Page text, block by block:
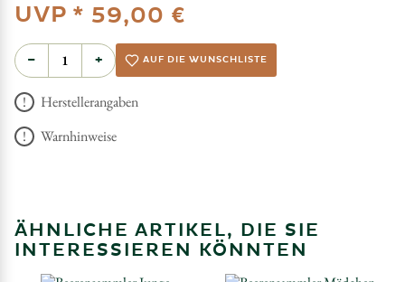
UVP * 59,00 €
− + AUF DIE WUNSCHLISTE
Herstellerangaben
Warnhinweise
ÄHNLICHE ARTIKEL, DIE SIE
INTERESSIEREN KÖNNTEN